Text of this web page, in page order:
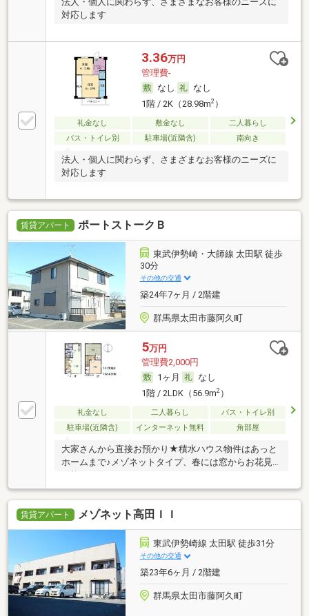
対応します
3.36万円
管理費-
なし
なし
1階 / 2K（28.98m2）
礼金なし 敷金なし
二人暮らし
バス・トイレ別
駐車場(近隣含) 南向き
法人・個人に関わらず、さまざまなお客様のニーズに
対応します
賃貸アパート ポートストークＢ
東武伊勢崎・大師線 太田駅 徒歩
30分
その他の交通
築24年7ヶ月 / 2階建
群馬県太田市藤阿久町
5万円
管理費2,000円
1ヶ月
なし
1階 / 2LDK（56.9m2）
礼金なし 二人暮らし
バス・トイレ別
駐車場(近隣含)
インターネット無料 角部屋
大家さんから直接お預かり★積水ハウス物件はあっと
ホームまで♪メゾネットタイプ、春には窓からお花見
賃貸アパート メゾネット高田ＩＩ
東武伊勢崎線 太田駅 徒歩31分
その他の交通
築23年6ヶ月 / 2階建
群馬県太田市藤阿久町